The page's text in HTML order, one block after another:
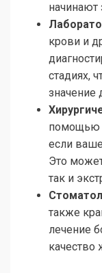
начинают
крови и
стадиях,
значение
помощью
если
Это
так и
также
лечение